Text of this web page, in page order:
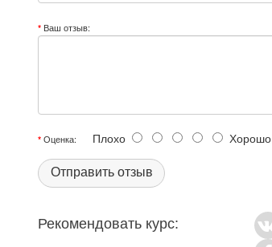
Ваш отзыв:
Оценка: Плохо Хорошо
Отправить отзыв
Рекомендовать курс: